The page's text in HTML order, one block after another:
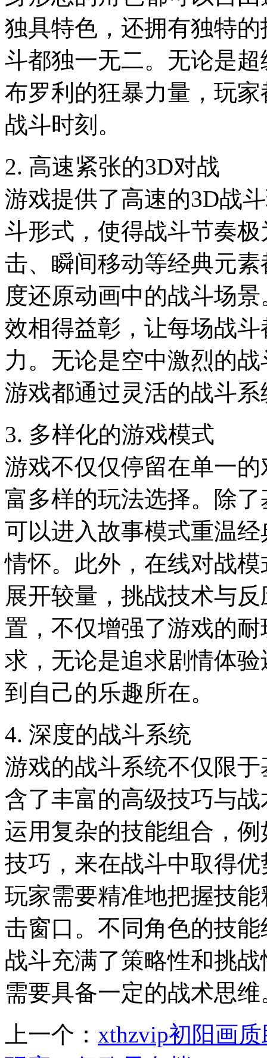
独具特色，还拥有独特
斗都独一无二。无论是
布罗利的狂暴力量，玩
战斗时刻。
2. 高速紧张的3D对战
游戏提供了高速的3D战
斗形式，使得战斗节奏
击、瞬间移动等经典元
度还原动画中的战斗场
效相得益彰，让每场战
力。无论是空中激烈的
游戏都通过灵活的战斗
3. 多样化的游戏模式
游戏不仅仅停留在单一
富多样的玩法选择。除
可以进入故事模式重温
情怀。此外，在线对战
展开较量，挑战技术与
置，不仅增强了游戏的
求，无论是追求剧情体
到自己的乐趣所在。
4. 深度的战斗系统
游戏的战斗系统不仅限
含了丰富的高级技巧与
运用复杂的技能组合，
技巧，来在战斗中取得
玩家需要精准地把握技
击窗口。不同角色的技
战斗充满了策略性和挑
需要具备一定的战术思维
上一个： xthzvip初阳画